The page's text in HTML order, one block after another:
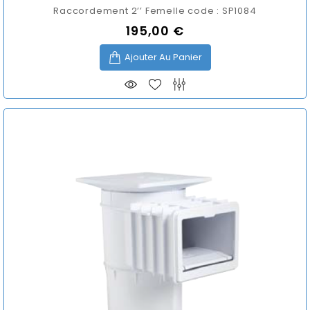
Raccordement 2’’ Femelle code : SP1084
Prix
195,00 €
Ajouter Au Panier